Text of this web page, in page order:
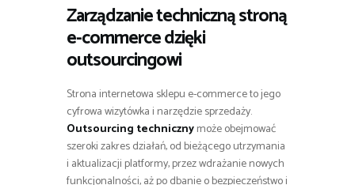
Zarządzanie techniczną stroną
e-commerce dzięki
outsourcingowi
Strona internetowa sklepu e-commerce to jego
cyfrowa wizytówka i narzędzie sprzedaży.
Outsourcing technicznymoże obejmować
szeroki zakres działań, od bieżącego utrzymania
i aktualizacji platformy, przez wdrażanie nowych
funkcjonalności, aż po dbanie o bezpieczeństwo i